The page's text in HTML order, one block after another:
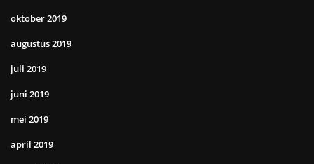
oktober 2019
augustus 2019
juli 2019
juni 2019
mei 2019
april 2019